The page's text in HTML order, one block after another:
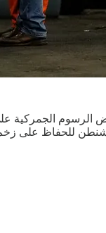
الرسوم الجمركية
للحفاظ على زخم